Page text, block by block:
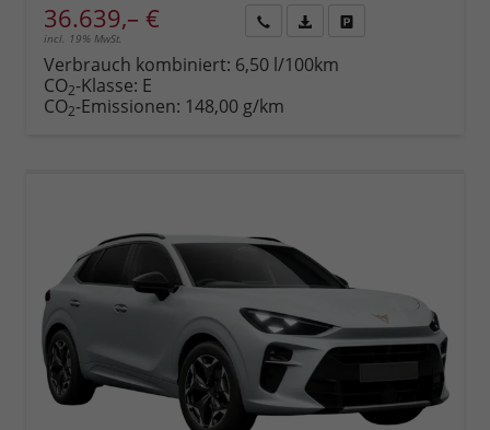
36.639,– €
incl. 19% MwSt.
anfordern
Datei,
Verbrauch kombiniert: 6,50 l/100km
CO2-Klasse: E
CO2-Emissionen: 148,00 g/km